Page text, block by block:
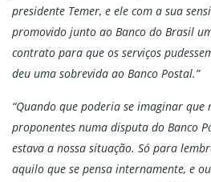
presidente Temer, e ele com a sua
promovido junto ao Banco do Brasil
contrato para que os serviços
deu uma sobrevida ao Banco Postal.”
“Quando que poderia se imaginar que
proponentes numa disputa do Banco
estava a nossa situação. Só para
aquilo que se pensa internamente, e